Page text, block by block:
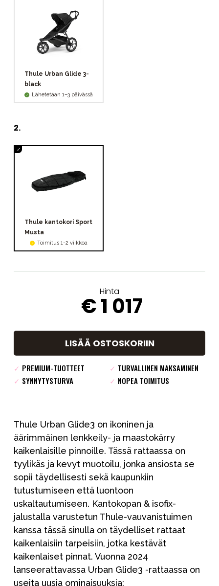
Thule Urban Glide 3-
black
Lähetetään 1–3 päivässä
2.
Thule kantokori Sport
Musta
Toimitus 1-2 viikkoa
Hinta
€ 1 017
LISÄÄ OSTOSKORIIN
✓ PREMIUM-TUOTTEET ✓ TURVALLINEN MAKSAMINEN
✓ SYNNYTYSTURVA ✓ NOPEA TOIMITUS
Thule Urban Glide3 on ikoninen ja
äärimmäinen lenkkeily- ja maastokärry
kaikenlaisille pinnoille. Tässä rattaassa on
tyylikäs ja kevyt muotoilu, jonka ansiosta se
sopii täydellisesti sekä kaupunkiin
tutustumiseen että luontoon
uskaltautumiseen. Kantokopan & isofix-
jalustalla varustetun Thule-vauvanistuimen
kanssa tässä sinulla on täydelliset rattaat
kaikenlaisiin tarpeisiin, jotka kestävät
kaikenlaiset pinnat. Vuonna 2024
lanseerattavassa Urban Glide3 -rattaassa on
useita uusia ominaisuuksia: